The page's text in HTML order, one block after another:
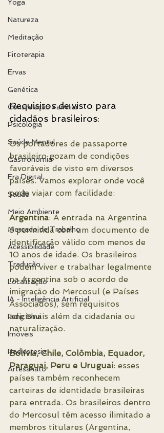
Yoga
Natureza
Meditação
Fitoterapia
Ervas
Genética
Constelação Familiar
Psicologia
Saúde Mental
Gastronomia
Era Digital
Saúde
Meio Ambiente
Mercado de Trabalho
Acessibilidade
Tradução
Localização
IA - Inteligência Artificial
Feng Shui
Imóveis
Radiestesia
Artesanato
Requisitos de visto para
cidadãos brasileiros:
Os portadores de passaporte
brasileiro gozam de condições
favoráveis de visto em diversos
países. Vamos explorar onde você
pode viajar com facilidade:
Argentina: A entrada na Argentina
é permitida com um documento de
identificação válido com menos de
10 anos de idade. Os brasileiros
podem viver e trabalhar legalmente
na Argentina sob o acordo de
imigração do Mercosul (e Países
Associados), sem requisitos
adicionais além da cidadania ou
naturalização.
Bolívia, Chile, Colômbia, Equador,
Paraguai, Peru e Uruguai: esses
países também reconhecem
carteiras de identidade brasileiras
para entrada. Os brasileiros dentro
do Mercosul têm acesso ilimitado a
membros titulares (Argentina,